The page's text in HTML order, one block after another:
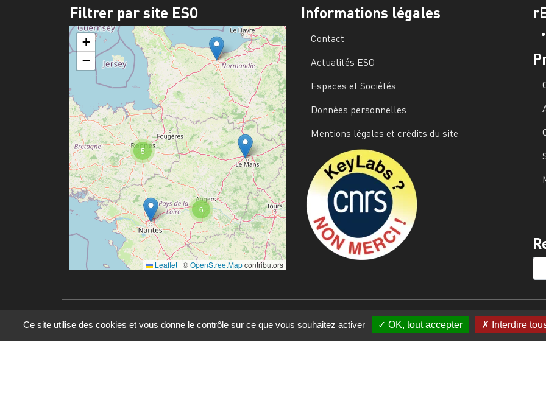
Filtrer par site ESO
6
5
+
−
Leaflet | ©OpenStreetMapcontributors
Informations légales
Contact
Actualités ESO
Espaces et Sociétés
Données personnelles
Mentions légales et crédits du site
Ce site utilise des cookies et vous donne le contrôle sur ce que vous souhaitez activer OK, tout accepter Interdire